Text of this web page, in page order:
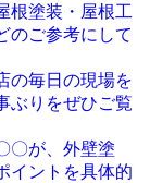
根塗装・屋根工
のご参考にして
の毎日の現場を
ぶりをぜひご覧
〇が、外壁塗
イントを具体的